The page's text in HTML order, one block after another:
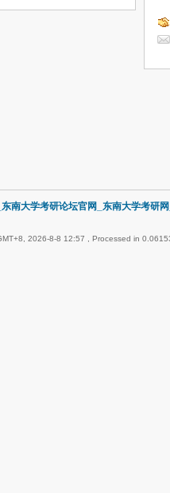
南大学考研论坛官网_东南大学考研
2026-8-8 12:57 , Processed in